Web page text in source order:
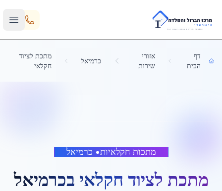
Skip to main content
דף
הבית
אזורי
שירות
כרמיאל
מתכת לציוד
חקלאי
מתכות חקלאיות• כרמיאל
מתכת לציוד חקלאי בכרמיאל